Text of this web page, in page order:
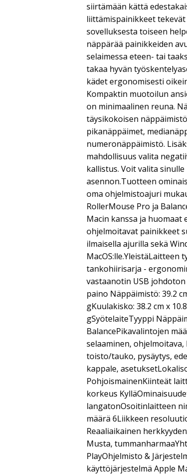
siirtämään kättä
liittämispainikkeet
sovelluksesta toiseen
näppärää painikkeiden
selaimessa eteen- tai
takaa hyvän
kädet ergonomisesti
Kompaktin muotoilun
on minimaalinen reuna.
täysikokoisen
pikanäppäimet,
numeronäppäimistö.
mahdollisuus valita
kallistus. Voit valita
asennon.Tuotteen
oma ohjelmistoajuri
RollerMouse Pro ja
Macin kanssa ja huomaat
ohjelmoitavat painikkeet
ilmaisella ajurilla sekä
MacOS:lle.YleistäLaitteen
tankohiirisarja -
vastaanotin USB
paino Näppäimistö: 39.2
gKuulakisko: 38.2 cm x
gSyötelaiteTyyppi
BalancePikavalintojen
selaaminen,
toisto/tauko, pysäytys,
kappale,
PohjoismainenKiinteät
korkeus
langatonOsoitinlaitteen
määrä 6Liikkeen
Reaaliaikainen
Musta,
PlayOhjelmisto &
käyttöjärjestelmä Apple